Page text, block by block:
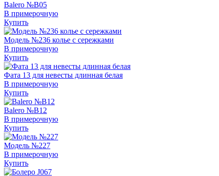
Balero №B05
В примерочную
Купить
Модель №236 колье с сережками
В примерочную
Купить
Фата 13 для невесты длинная белая
В примерочную
Купить
Balero №B12
В примерочную
Купить
Модель №227
В примерочную
Купить